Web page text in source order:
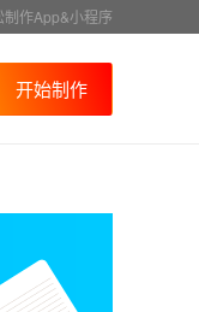
作App&小程序
开始制作